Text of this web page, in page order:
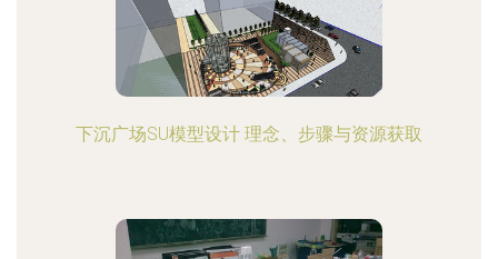
下沉广场SU模型设计 理念、步骤与资源获取